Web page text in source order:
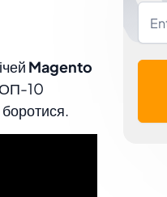
Magento
10